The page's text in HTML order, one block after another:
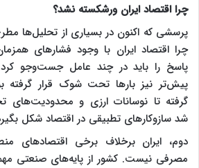
چرا اقتصاد ایران ورشکسته نشد؟
پرسشی که اکنون در بسیاری از تحلیل‌ها
چرا اقتصاد ایران با وجود فشارهای
پاسخ را باید در چند عامل جست‌وجو
پیش‌تر نیز بارها تحت شوک قرار گرفته
گرفته تا نوسانات ارزی و محدودیت‌های
شد سازوکارهای تطبیقی در اقتصاد شکل
دوم، ایران برخلاف برخی اقتصادهای
مصرفی نیست. کشور از پایه‌های صنعتی